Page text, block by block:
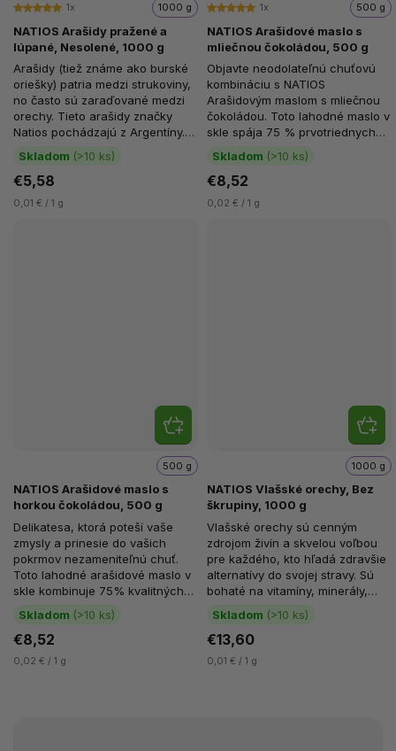
NATIOS Arašidy pražené a
lúpané, Nesolené, 1000 g
1x
Skladom (>10 ks)
1000 g
€5,58
0,01 € / 1 g
Arašidy (tiež známe ako burské
oriešky) patria medzi strukoviny,
no často sú zaraďované medzi
orechy. Tieto arašidy značky
Natios pochádzajú z Argentíny.
Ide o nesolené a...
NATIOS Arašidové maslo s
mliečnou čokoládou, 500 g
1x
Skladom (>10 ks)
500 g
€8,52
0,02 € / 1 g
Objavte neodolateľnú chuťovú
kombináciu s NATIOS
Arašidovým maslom s mliečnou
čokoládou. Toto lahodné maslo v
skle spája 75 % prvotriednych
arašidov a 25 % jemnej...
NATIOS Arašidové maslo s
horkou čokoládou, 500 g
Skladom (>10 ks)
500 g
€8,52
0,02 € / 1 g
Delikatesa, ktorá poteší vaše
zmysly a prinesie do vašich
pokrmov nezameniteľnú chuť.
Toto lahodné arašidové maslo v
skle kombinuje 75% kvalitných
arašidov a 25% horkej 70%...
NATIOS Vlašské orechy, Bez
škrupiny, 1000 g
Skladom (>10 ks)
1000 g
€13,60
0,01 € / 1 g
Vlašské orechy sú cenným
zdrojom živín a skvelou voľbou
pre každého, kto hľadá zdravšie
alternatívy do svojej stravy. Sú
bohaté na vitamíny, minerály,
zdravé tuky a...